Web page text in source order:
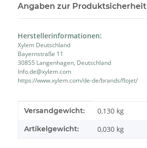
Angaben zur Produktsicherheit
Herstellerinformationen:
Xylem Deutschland
Bayernstraße 11
30855 Langenhagen, Deutschland
Info.de@xylem.com
https://www.xylem.com/de-de/brands/flojet/
Produkteigenschaft
Wert
Versandgewicht: 0,130 kg
Artikelgewicht: 0,030 kg